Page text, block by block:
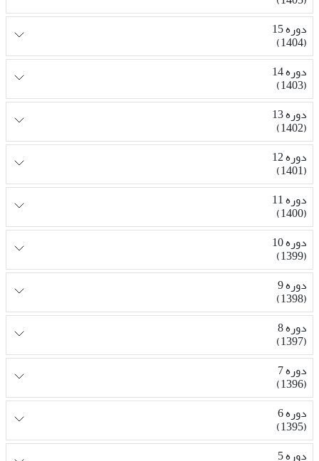
دوره 15
(1404)
دوره 14
(1403)
دوره 13
(1402)
دوره 12
(1401)
دوره 11
(1400)
دوره 10
(1399)
دوره 9
(1398)
دوره 8
(1397)
دوره 7
(1396)
دوره 6
(1395)
دوره 5